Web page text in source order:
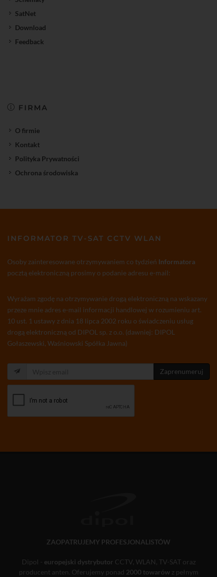
SatNet
Download
Feedback
FIRMA
O firmie
Kontakt
Polityka Prywatności
Ochrona środowiska
INFORMATOR TV-SAT CCTV WLAN
Osoby zainteresowane otrzymywaniem co tydzień Informatora
pocztą elektroniczną prosimy o podanie adresu e-mail:
Wyrażam zgodę na otrzymywanie drogą elektroniczną na wskazany
przeze mnie adres e-mail informacji handlowej w rozumieniu art.
10 ust. 1 ustawy z dnia 18 lipca 2002 roku o świadczeniu usług
drogą elektroniczną od DIPOL sp. z o.o. (dawniej: DIPOL
Gołaszewski, Waśniowski Spółka Jawna)
Zaprenumeruj
ZAOPATRUJEMY PROFESJONALISTÓW
Dipol - europejski dystrybutor CCTV, WLAN, TV-SAT oraz
producent anten. Oferujemy ponad 2000 towarówz pełnym